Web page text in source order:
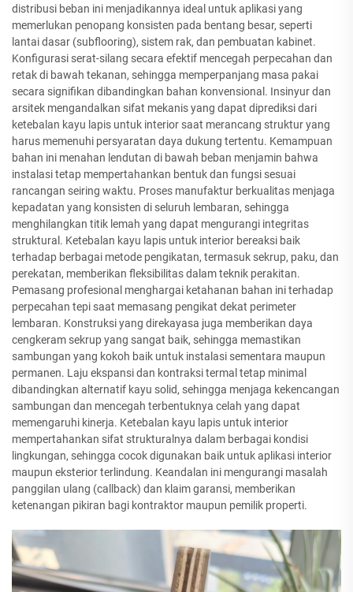
distribusi beban ini menjadikannya ideal untuk aplikasi yang
memerlukan penopang konsisten pada bentang besar, seperti
lantai dasar (subflooring), sistem rak, dan pembuatan kabinet.
Konfigurasi serat-silang secara efektif mencegah perpecahan dan
retak di bawah tekanan, sehingga memperpanjang masa pakai
secara signifikan dibandingkan bahan konvensional. Insinyur dan
arsitek mengandalkan sifat mekanis yang dapat diprediksi dari
ketebalan kayu lapis untuk interior saat merancang struktur yang
harus memenuhi persyaratan daya dukung tertentu. Kemampuan
bahan ini menahan lendutan di bawah beban menjamin bahwa
instalasi tetap mempertahankan bentuk dan fungsi sesuai
rancangan seiring waktu. Proses manufaktur berkualitas menjaga
kepadatan yang konsisten di seluruh lembaran, sehingga
menghilangkan titik lemah yang dapat mengurangi integritas
struktural. Ketebalan kayu lapis untuk interior bereaksi baik
terhadap berbagai metode pengikatan, termasuk sekrup, paku, dan
perekatan, memberikan fleksibilitas dalam teknik perakitan.
Pemasang profesional menghargai ketahanan bahan ini terhadap
perpecahan tepi saat memasang pengikat dekat perimeter
lembaran. Konstruksi yang direkayasa juga memberikan daya
cengkeram sekrup yang sangat baik, sehingga memastikan
sambungan yang kokoh baik untuk instalasi sementara maupun
permanen. Laju ekspansi dan kontraksi termal tetap minimal
dibandingkan alternatif kayu solid, sehingga menjaga kekencangan
sambungan dan mencegah terbentuknya celah yang dapat
memengaruhi kinerja. Ketebalan kayu lapis untuk interior
mempertahankan sifat strukturalnya dalam berbagai kondisi
lingkungan, sehingga cocok digunakan baik untuk aplikasi interior
maupun eksterior terlindung. Keandalan ini mengurangi masalah
panggilan ulang (callback) dan klaim garansi, memberikan
ketenangan pikiran bagi kontraktor maupun pemilik properti.